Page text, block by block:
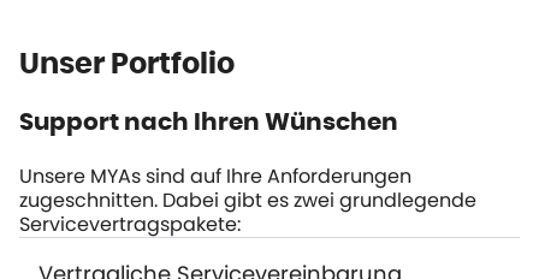
Unser Portfolio
Support nach Ihren Wünschen
Unsere MYAs sind auf Ihre Anforderungen
zugeschnitten. Dabei gibt es zwei grundlegende
Servicevertragspakete: